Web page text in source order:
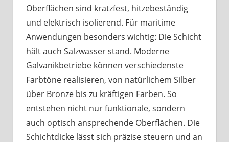
Oberflächen sind kratzfest, hitzebeständig
und elektrisch isolierend. Für maritime
Anwendungen besonders wichtig: Die Schicht
hält auch Salzwasser stand. Moderne
Galvanikbetriebe können verschiedenste
Farbtöne realisieren, von natürlichem Silber
über Bronze bis zu kräftigen Farben. So
entstehen nicht nur funktionale, sondern
auch optisch ansprechende Oberflächen. Die
Schichtdicke lässt sich präzise steuern und an